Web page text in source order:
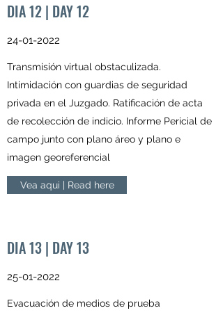
DIA 12 | DAY 12
24-01-2022
Transmisión virtual obstaculizada.
Intimidación con guardias de seguridad
privada en el Juzgado. Ratificación de acta
de recolección de indicio. Informe Pericial de
campo junto con plano áreo y plano e
imagen georeferencial
Vea aqui | Read here
DIA 13 | DAY 13
25-01-2022
Evacuación de medios de prueba